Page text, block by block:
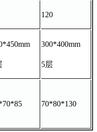
120
300*400mm
5层
70*80*130